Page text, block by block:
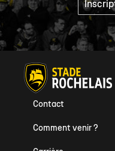
Contact
Comment venir ?